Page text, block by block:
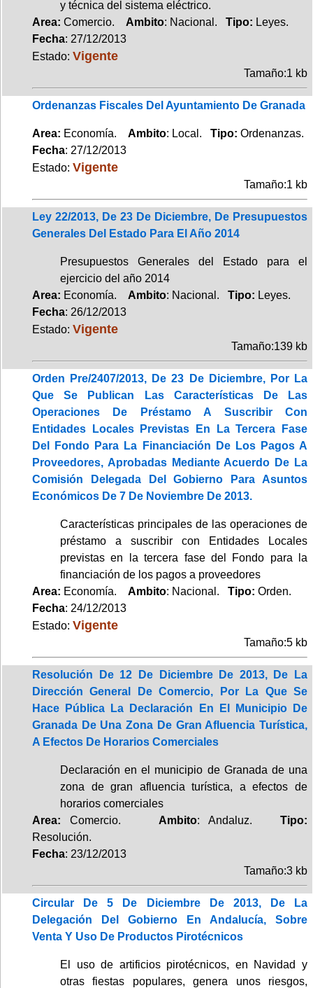
y técnica del sistema eléctrico.
Area: Comercio. Ambito: Nacional. Tipo: Leyes.
Fecha: 27/12/2013
Estado: Vigente
Tamaño:1 kb
Ordenanzas Fiscales Del Ayuntamiento De Granada
Area: Economía. Ambito: Local. Tipo: Ordenanzas.
Fecha: 27/12/2013
Estado: Vigente
Tamaño:1 kb
Ley 22/2013, De 23 De Diciembre, De Presupuestos
Generales Del Estado Para El Año 2014
Presupuestos Generales del Estado para el
ejercicio del año 2014
Area: Economía. Ambito: Nacional. Tipo: Leyes.
Fecha: 26/12/2013
Estado: Vigente
Tamaño:139 kb
Orden Pre/2407/2013, De 23 De Diciembre, Por La
Que Se Publican Las Características De Las
Operaciones De Préstamo A Suscribir Con
Entidades Locales Previstas En La Tercera Fase
Del Fondo Para La Financiación De Los Pagos A
Proveedores, Aprobadas Mediante Acuerdo De La
Comisión Delegada Del Gobierno Para Asuntos
Económicos De 7 De Noviembre De 2013.
Características principales de las operaciones de
préstamo a suscribir con Entidades Locales
previstas en la tercera fase del Fondo para la
financiación de los pagos a proveedores
Area: Economía. Ambito: Nacional. Tipo: Orden.
Fecha: 24/12/2013
Estado: Vigente
Tamaño:5 kb
Resolución De 12 De Diciembre De 2013, De La
Dirección General De Comercio, Por La Que Se
Hace Pública La Declaración En El Municipio De
Granada De Una Zona De Gran Afluencia Turística,
A Efectos De Horarios Comerciales
Declaración en el municipio de Granada de una
zona de gran afluencia turística, a efectos de
horarios comerciales
Area: Comercio. Ambito: Andaluz.Tipo:
Resolución.
Fecha: 23/12/2013
Tamaño:3 kb
Circular De 5 De Diciembre De 2013, De La
Delegación Del Gobierno En Andalucía, Sobre
Venta Y Uso De Productos Pirotécnicos
El uso de artificios pirotécnicos, en Navidad y
otras fiestas populares, genera unos riesgos,